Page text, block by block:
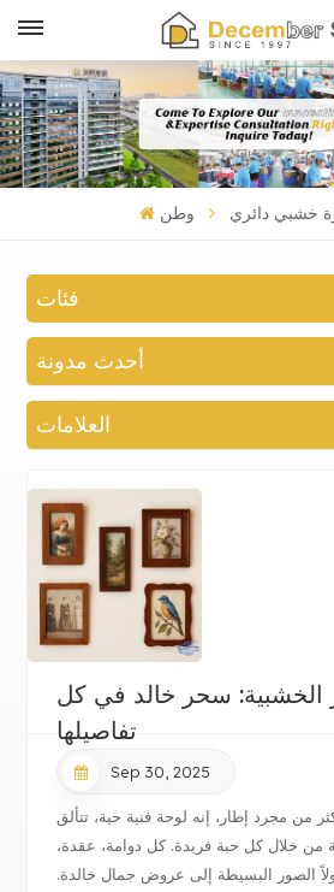
وطن خشبي دائري
فئات
أحدث مدونة
العلامات
الخشبية: سحر خالد في كل
تفاصيلها
Sep 30, 2025
من مجرد إطار، إنه لوحة فنية حية، تتألق
من خلال كل حبة فريدة. كل دوامة، عقدة،
الصور البسيطة إلى عروض جمال خالدة.